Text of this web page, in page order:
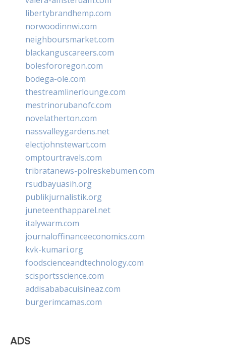
libertybrandhemp.com
norwoodinnwi.com
neighboursmarket.com
blackanguscareers.com
bolesfororegon.com
bodega-ole.com
thestreamlinerlounge.com
mestrinorubanofc.com
novelatherton.com
nassvalleygardens.net
electjohnstewart.com
omptourtravels.com
tribratanews-polreskebumen.com
rsudbayuasih.org
publikjurnalistik.org
juneteenthapparel.net
italywarm.com
journaloffinanceeconomics.com
kvk-kumari.org
foodscienceandtechnology.com
scisportsscience.com
addisababacuisineaz.com
burgerimcamas.com
ADS